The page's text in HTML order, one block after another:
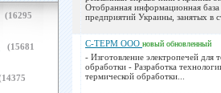
(16295
(15681
14375
Отобранная информационная
предприятий Украины, занятых в
С-ТЕРМ ООО новый обновленный
- Изготовление электропечей для
обработки - Разработка
термической обработки...